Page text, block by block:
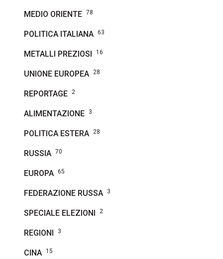
MEDIO ORIENTE 78
POLITICA ITALIANA 63
METALLI PREZIOSI 16
UNIONE EUROPEA 28
REPORTAGE 2
ALIMENTAZIONE 3
POLITICA ESTERA 28
RUSSIA 70
EUROPA 65
FEDERAZIONE RUSSA 3
SPECIALE ELEZIONI 2
REGIONI 3
CINA 15